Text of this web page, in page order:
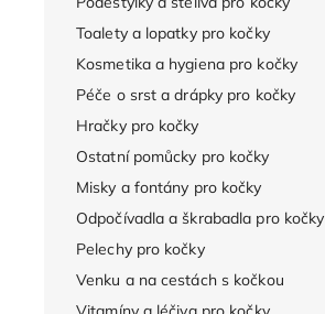
Toalety a lopatky pro kočky
Kosmetika a hygiena pro kočky
Péče o srst a drápky pro kočky
Hračky pro kočky
Ostatní pomůcky pro kočky
Misky a fontány pro kočky
Odpočívadla a škrabadla pro kočky
Pelechy pro kočky
Venku a na cestách s kočkou